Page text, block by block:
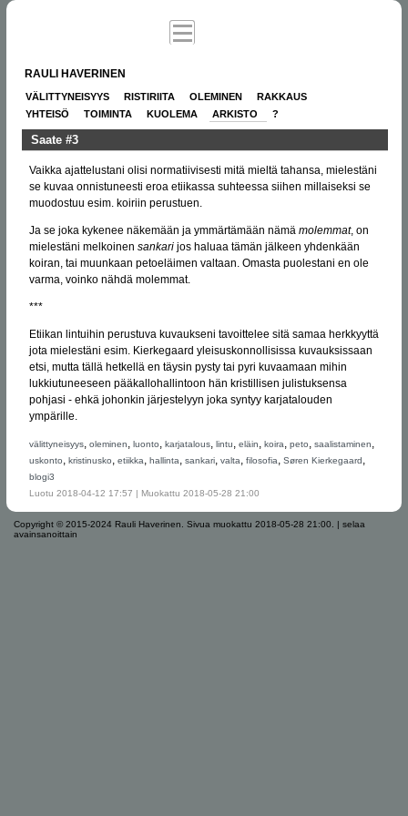
RAULI HAVERINEN
VÄLITTYNEISYYS RISTIRIITA OLEMINEN
RAKKAUS
YHTEISÖ
TOIMINTA KUOLEMA ARKISTO ?
Saate #3
Vaikka ajattelustani olisi normatiivisesti mitä mieltä tahansa, mielestäni
se kuvaa onnistuneesti eroa etiikassa suhteessa siihen millaiseksi se
muodostuu esim. koiriin perustuen.
Ja se joka kykenee näkemään ja ymmärtämään nämä molemmat, on
mielestäni melkoinen sankarijos haluaa tämän jälkeen yhdenkään
koiran, tai muunkaan petoeläimen valtaan. Omasta puolestani en ole
varma, voinko nähdä molemmat.
***
Etiikan lintuihin perustuva kuvaukseni tavoittelee sitä samaa herkkyyttä
jota mielestäni esim. Kierkegaard yleisuskonnollisissa kuvauksissaan
etsi, mutta tällä hetkellä en täysin pysty tai pyri kuvaamaan mihin
lukkiutuneeseen pääkallohallintoon hän kristillisen julistuksensa
pohjasi - ehkä johonkin järjestelyyn joka syntyy karjatalouden
ympärille.
välittyneisyys, oleminen, luonto, karjatalous, lintu, eläin, koira, peto, saalistaminen,
uskonto, kristinusko, etiikka, hallinta, sankari, valta, filosofia, Søren Kierkegaard,
blogi3
Luotu 2018-04-12 17:57 | Muokattu 2018-05-28 21:00
Copyright © 2015-2024 Rauli Haverinen. Sivua muokattu 2018-05-28 21:00. | selaa
avainsanoittain